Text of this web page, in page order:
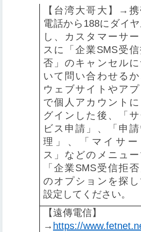
【台湾大哥大】→携
電話から188にダイ
し、カスタマーサ
スに「企業SMS受信
否」のキャンセルに
いて問い合わせるか
ウェブサイトやアプ
で個人アカウントに
グインした後、「サ
ビス申請」、「申請
理」、「マイサー
ス」などのメニュ
「企業SMS受信拒否
のオプションを探し
設定してください。
【️遠傳電信】
→ https://